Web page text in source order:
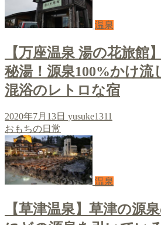
温泉
【万座温泉 湯の花旅館
秘湯！源泉100%かけ流
混浴のレトロな宿
2020年7月13日 yusuke1311
おもちの日常
温泉
【草津温泉】草津の源